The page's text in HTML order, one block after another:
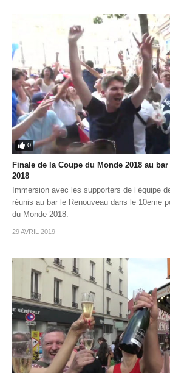
0
Finale de la Coupe du Monde 2018 au
2018
Immersion avec les supporters de l’équipe
réunis au bar le Renouveau dans le 10eme
du Monde 2018.
29 AVRIL 2019